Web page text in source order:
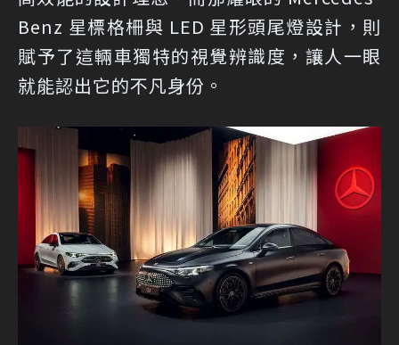
Benz 星標格柵與 LED 星形頭尾燈設計，則
賦予了這輛車獨特的視覺辨識度，讓人一眼
就能認出它的不凡身份。